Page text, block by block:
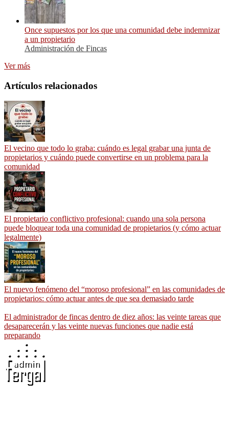
Once supuestos por los que una comunidad debe indemnizar
a un propietario
Administración de Fincas
Ver más
Artículos relacionados
El vecino que todo lo graba: cuándo es legal grabar una junta de
propietarios y cuándo puede convertirse en un problema para la
comunidad
El propietario conflictivo profesional: cuando una sola persona
puede bloquear toda una comunidad de propietarios (y cómo actuar
legalmente)
El nuevo fenómeno del “moroso profesional” en las comunidades de
propietarios: cómo actuar antes de que sea demasiado tarde
El administrador de fincas dentro de diez años: las veinte tareas que
desaparecerán y las veinte nuevas funciones que nadie está
preparando